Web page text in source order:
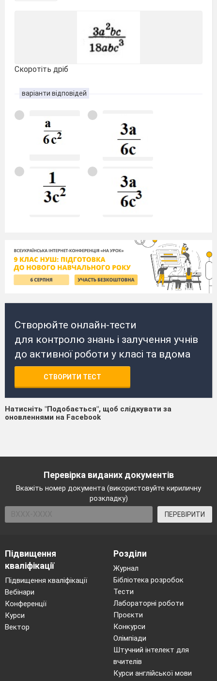
Скоротіть дріб
варіанти відповідей
Створюйте онлайн-тести
для контролю знань і залучення учнів
до активної роботи у класі та вдома
СТВОРИТИ ТЕСТ
Натисніть "Подобається", щоб слідкувати за
оновленнями на Facebook
Перевірка виданих документів
Вкажіть номер документа (використовуйте кириличну
розкладку)
ПЕРЕВІРИТИ
Підвищення
кваліфікації
Підвищення кваліфікації
Вебінари
Конференції
Курси
Вектор
Розділи
Журнал
Бібліотека розробок
Тести
Лабораторні роботи
Проєкти
Конкурси
Олімпіади
Штучний інтелект для
вчителів
Курси англійської мови